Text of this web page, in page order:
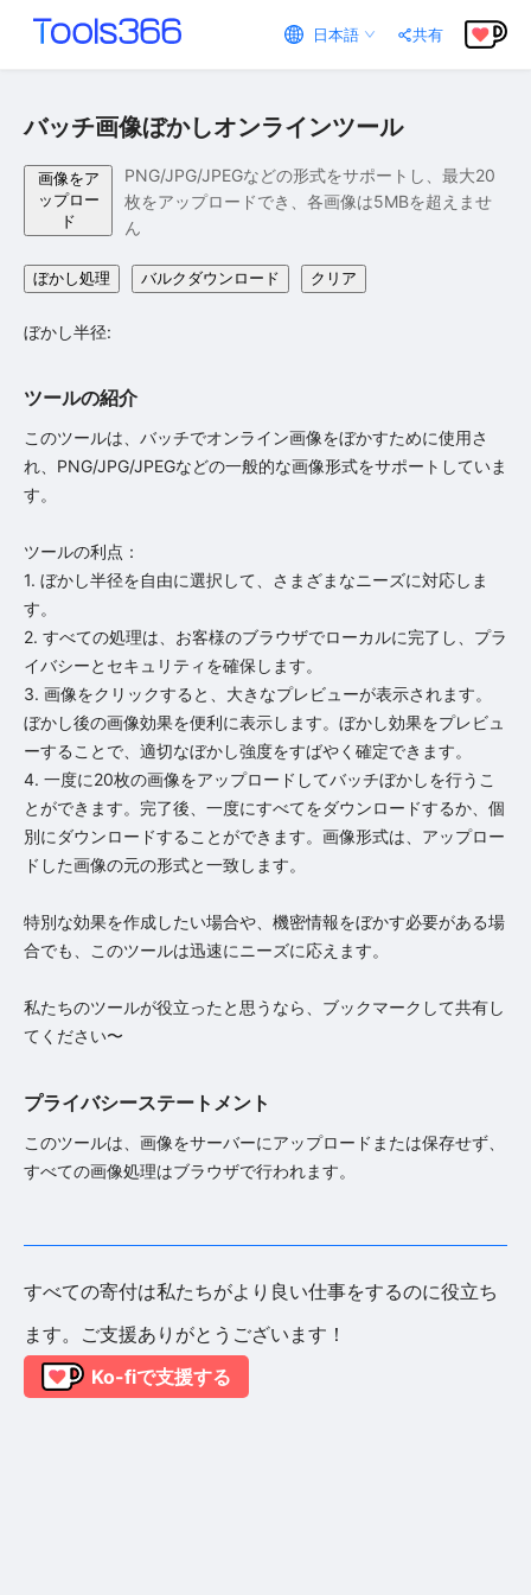
日本語 共有
バッチ画像ぼかしオンラインツール
画像をア
ップロー
ド
PNG/JPG/JPEGなどの形式をサポートし、最大20
枚をアップロードでき、各画像は5MBを超えませ
ん
ぼかし処理 バルクダウンロード クリア
ぼかし半径:
ツールの紹介
このツールは、バッチでオンライン画像をぼかすために使用さ
れ、PNG/JPG/JPEGなどの一般的な画像形式をサポートしていま
す。
ツールの利点：
1. ぼかし半径を自由に選択して、さまざまなニーズに対応しま
す。
2. すべての処理は、お客様のブラウザでローカルに完了し、プラ
イバシーとセキュリティを確保します。
3. 画像をクリックすると、大きなプレビューが表示されます。
ぼかし後の画像効果を便利に表示します。ぼかし効果をプレビュ
ーすることで、適切なぼかし強度をすばやく確定できます。
4. 一度に20枚の画像をアップロードしてバッチぼかしを行うこ
とができます。完了後、一度にすべてをダウンロードするか、個
別にダウンロードすることができます。画像形式は、アップロー
ドした画像の元の形式と一致します。
特別な効果を作成したい場合や、機密情報をぼかす必要がある場
合でも、このツールは迅速にニーズに応えます。
私たちのツールが役立ったと思うなら、ブックマークして共有し
てください〜
プライバシーステートメント
このツールは、画像をサーバーにアップロードまたは保存せず、
すべての画像処理はブラウザで行われます。
すべての寄付は私たちがより良い仕事をするのに役立ち
ます。ご支援ありがとうございます！
Ko-fiで支援する